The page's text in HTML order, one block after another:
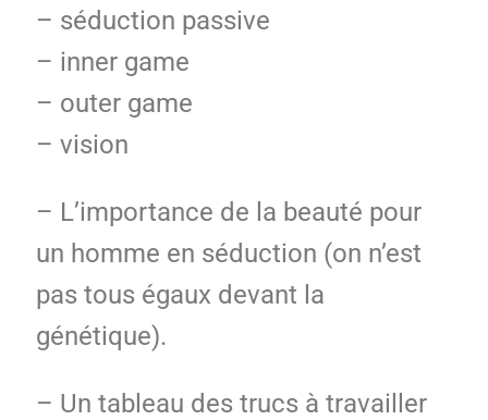
– séduction passive
– inner game
– outer game
– vision
– L’importance de la beauté pour
un homme en séduction (on n’est
pas tous égaux devant la
génétique).
– Un tableau des trucs à travailler